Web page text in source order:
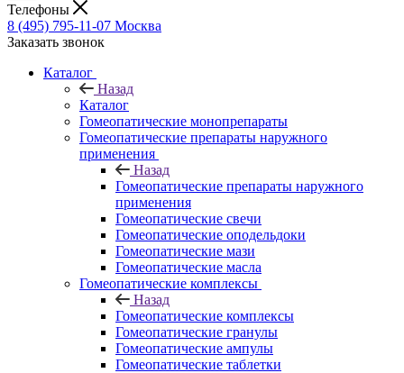
Телефоны
8 (495) 795-11-07 Москва
Заказать звонок
Каталог
Назад
Каталог
Гомеопатические монопрепараты
Гомеопатические препараты наружного
применения
Назад
Гомеопатические препараты наружного
применения
Гомеопатические свечи
Гомеопатические оподельдоки
Гомеопатические мази
Гомеопатические масла
Гомеопатические комплексы
Назад
Гомеопатические комплексы
Гомеопатические гранулы
Гомеопатические ампулы
Гомеопатические таблетки